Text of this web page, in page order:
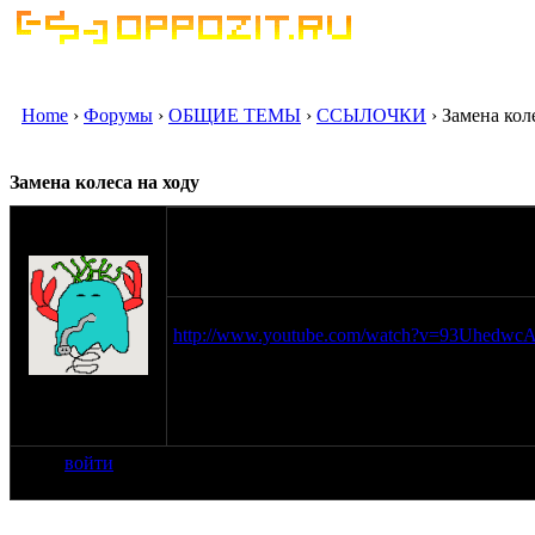
Home › Форумы › ОБЩИЕ ТЕМЫ › ССЫЛОЧКИ › Замена
Замена колеса на ходу
http://www.youtube.com/
войти